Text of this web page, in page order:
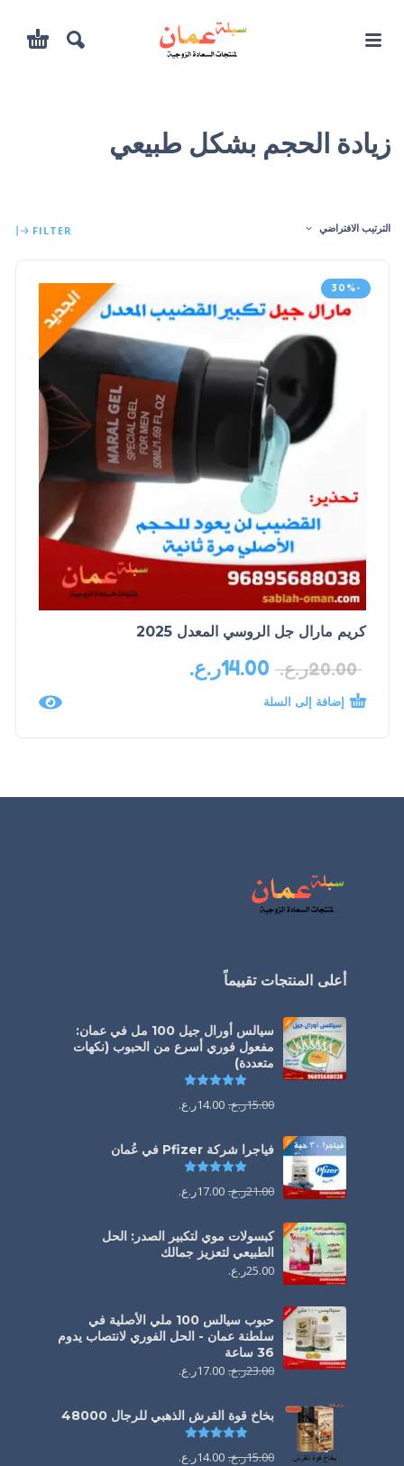
زيادة الحجم بشكل طبيعي
الترتيب الافتراضي FILTER
-30%
كريم مارال جل الروسي المعدل 2025
20.00ر.ع. 14.00ر.ع.
إضافة إلى السلة
أعلى المنتجات تقييماً
سيالس أورال جيل 100 مل في عمان:
مفعول فوري أسرع من الحبوب (نكهات
متعددة)
15.00ر.ع. 14.00ر.ع.
فياجرا شركة Pfizer في عُمان
21.00ر.ع. 17.00ر.ع.
كبسولات موي لتكبير الصدر: الحل
الطبيعي لتعزيز جمالك
25.00ر.ع.
حبوب سيالس 100 ملي الأصلية في
سلطنة عمان - الحل الفوري لانتصاب يدوم
36 ساعة
23.00ر.ع. 17.00ر.ع.
بخاخ قوة القرش الذهبي للرجال 48000
تم التقييم
15.00ر.ع. 14.00ر.ع.